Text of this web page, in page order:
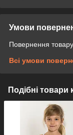
Умови
Повернення
Всі умови
Подібні товари